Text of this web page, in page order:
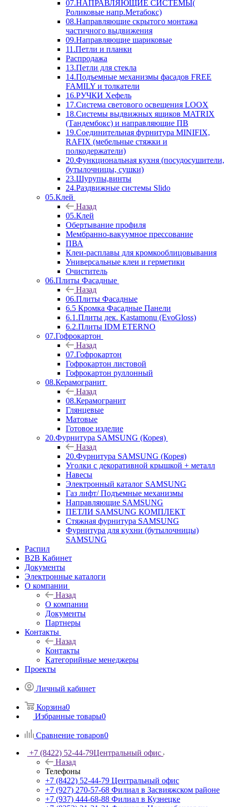
07.НАПРАВЛЯЮЩИЕ СИСТЕМЫ(
Роликовые напр.Метабокс)
08.Направляющие скрытого монтажа
частичного выдвижения
09.Направляющие шариковые
11.Петли и планки
Распродажа
13.Петли для стекла
14.Подъемные механизмы фасадов FREE
FAMILY и толкатели
16.РУЧКИ Хефель
17.Система светового освещения LOOX
18.Системы выдвижных ящиков MATRIX
(Тандембокс) и направляющие ПВ
19.Соединительная фурнитура MINIFIX,
RAFIX (мебельные стяжки и
полкодержатели)
20.Функциональная кухня (посудосушители,
бутылочницы, сушки)
23.Шурупы,винты
24.Раздвижные системы Slido
05.Клей
Назад
05.Клей
Обертывание профиля
Мембранно-вакуумное прессование
ПВА
Клеи-расплавы для кромкооблицовывания
Универсальные клеи и герметики
Очиститель
06.Плиты Фасадные
Назад
06.Плиты Фасадные
6.5 Кромка Фасадные Панели
6.1.Плиты дек. Kastamonu (EvoGloss)
6.2.Плиты IDM ETERNO
07.Гофрокартон
Назад
07.Гофрокартон
Гофрокартон листовой
Гофрокартон руллонный
08.Керамогранит
Назад
08.Керамогранит
Глянцевые
Матовые
Готовое изделие
20.Фурнитура SAMSUNG (Корея)
Назад
20.Фурнитура SAMSUNG (Корея)
Уголки с декоративной крышкой + металл
Навесы
Электронный каталог SAMSUNG
Газ лифт/ Подъемные механизмы
Направляющие SAMSUNG
ПЕТЛИ SAMSUNG КОМПЛЕКТ
Стяжная фурнитура SAMSUNG
Фурнитура для кухни (бутылочницы)
SAMSUNG
Распил
B2B Кабинет
Документы
Электронные каталоги
О компании
Назад
О компании
Документы
Партнеры
Контакты
Назад
Контакты
Категорийные менеджеры
Проекты
Личный кабинет
Корзина0
Избранные товары0
Сравнение товаров0
+7 (8422) 52-44-79Центральный офис
Назад
Телефоны
+7 (8422) 52-44-79 Центральный офис
+7 (927) 270-57-68 Филиал в Засвияжском районе
+7 (937) 444-68-88 Филиал в Кузнецке